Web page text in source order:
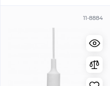
11-8884